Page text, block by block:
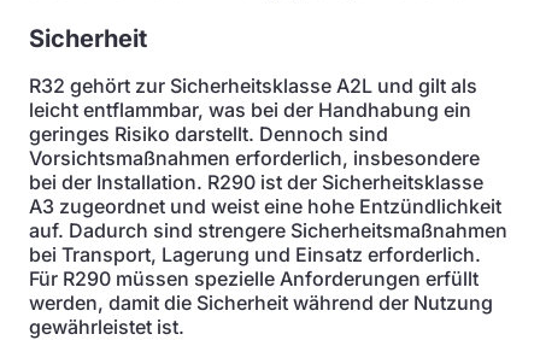
Sicherheit
R32 gehört zur Sicherheitsklasse A2L und gilt als
leicht entflammbar, was bei der Handhabung ein
geringes Risiko darstellt. Dennoch sind
Vorsichtsmaßnahmen erforderlich, insbesondere
bei der Installation. R290 ist der Sicherheitsklasse
A3 zugeordnet und weist eine hohe Entzündlichkeit
auf. Dadurch sind strengere Sicherheitsmaßnahmen
bei Transport, Lagerung und Einsatz erforderlich.
Für R290 müssen spezielle Anforderungen erfüllt
werden, damit die Sicherheit während der Nutzung
gewährleistet ist.